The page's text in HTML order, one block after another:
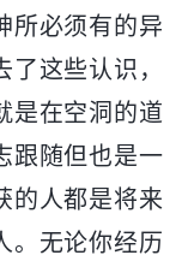
所必须有的异
这些认识，
是在空洞的道
跟随但也是一
的人都是将来
。无论你经历